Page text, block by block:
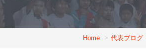
Home 代表ブログ